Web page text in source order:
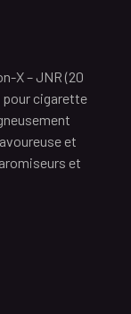
X – JNR (20
pour cigarette
et
et